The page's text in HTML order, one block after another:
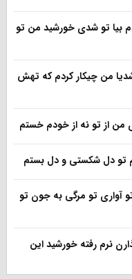
بیا تو شدی خورشید من تو
من چیکار کردم که تهش
از تو نه از خودم خستم
تو دل شکستی و دل بستم
آواری تو مرگی به جون تو
نرم رفته خورشید این